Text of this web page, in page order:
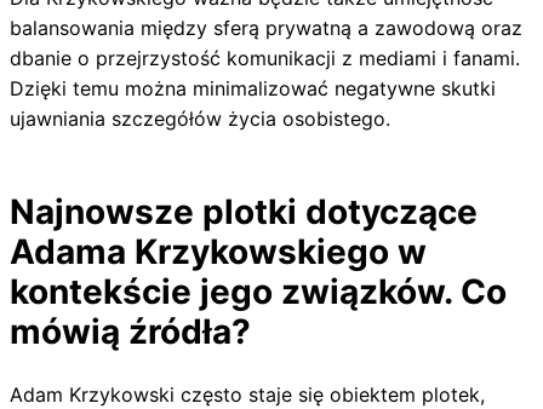
balansowania między sferą prywatną a zawodową oraz
dbanie o przejrzystość komunikacji z mediami i fanami.
Dzięki temu można minimalizować negatywne skutki
ujawniania szczegółów życia osobistego.
Najnowsze plotki dotyczące
Adama Krzykowskiego w
kontekście jego związków. Co
mówią źródła?
Adam Krzykowski często staje się obiektem plotek,